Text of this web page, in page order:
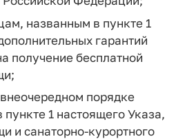
названным в пункте 1
гарантий
получение бесплатной
порядке
1 настоящего Указа,
и санаторно-курортного